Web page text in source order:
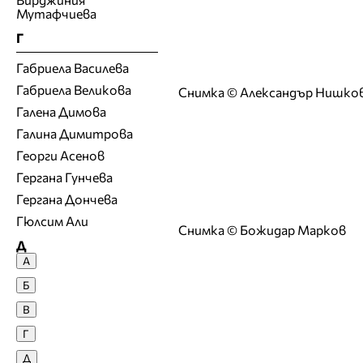
Снимка © Александър
Снимка © Божидар Марков
Мутафчиева
Г
Габриела Василева
Габриела Великова
Галена Димова
Галина Димитрова
Георги Асенов
Гергана Гунчева
Гергана Дончева
Гюлсим Али
Д
Денислава Сашова
Десислава Денчева
Десислава Николова
Десислава Панчева
А
Б
В
Г
Д